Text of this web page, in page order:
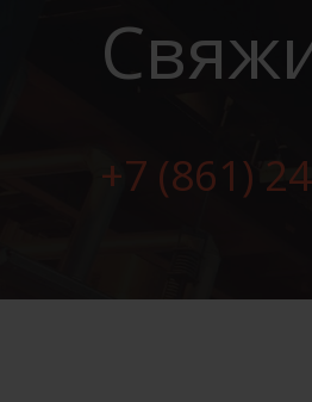
+7 (861)